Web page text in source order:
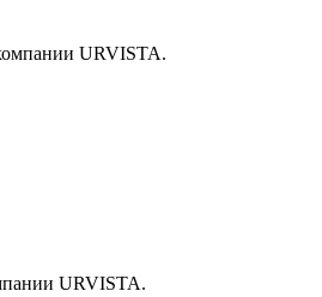
URVISTA.
URVISTA.